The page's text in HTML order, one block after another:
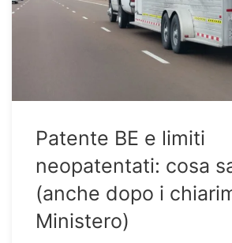
Patente BE e limiti
neopatentati: cosa
(anche dopo i
Ministero)